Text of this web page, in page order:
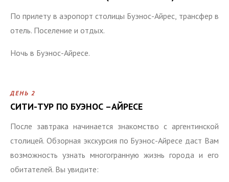
По прилету в аэропорт столицы Буэнос-Айрес, трансфер в
отель. Поселение и отдых.
Ночь в Буэнос-Айресе.
ДЕНЬ 2
СИТИ-ТУР ПО БУЭНОС –АЙРЕСЕ
После завтрака начинается знакомство с аргентинской
столицей. Обзорная экскурсия по Буэнос-Айресе даст Вам
возможность узнать многогранную жизнь города и его
обитателей. Вы увидите: